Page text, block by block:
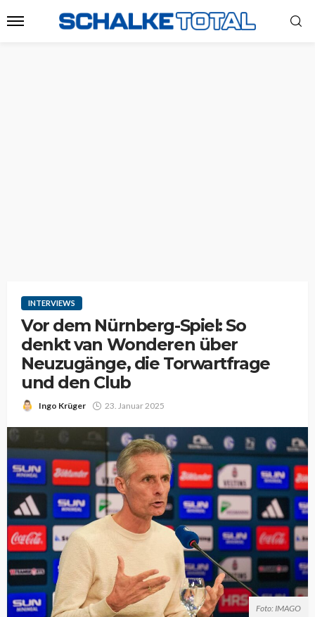
INTERVIEWS
Vor dem Nürnberg-Spiel: So
denkt van Wonderen über
Neuzugänge, die Torwartfrage
und den Club
Ingo Krüger 23. Januar 2025
Foto: IMAGO